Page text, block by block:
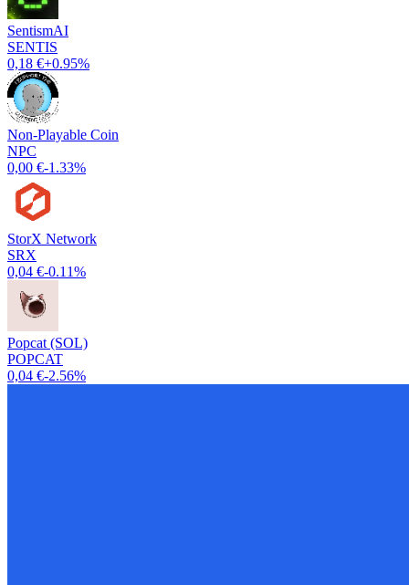
SentismAI
SENTIS
0,18 €+0.95%
Non-Playable Coin
NPC
0,00 €-1.33%
StorX Network
SRX
0,04 €-0.11%
Popcat (SOL)
POPCAT
0,04 €-2.56%